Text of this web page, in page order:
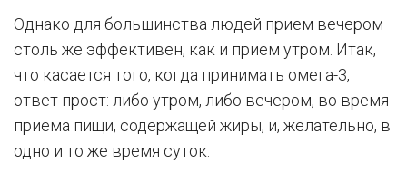
Однако для большинства людей прием вечером
столь же эффективен, как и прием утром. Итак,
что касается того, когда принимать омега-3,
ответ прост: либо утром, либо вечером, во время
приема пищи, содержащей жиры, и, желательно, в
одно и то же время суток.